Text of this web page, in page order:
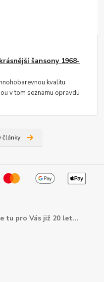
šansony 1968-
kvalitu
v tom seznamu opravdu
články
tu pro Vás již 20 let...